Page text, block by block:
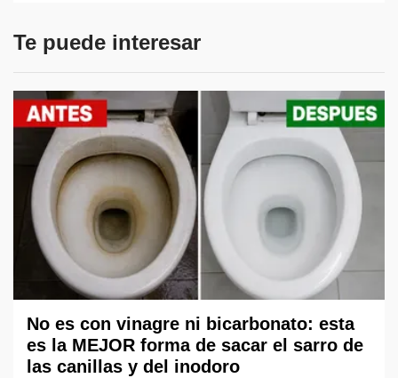
Te puede interesar
No es con vinagre ni bicarbonato: esta
es la MEJOR forma de sacar el sarro de
las canillas y del inodoro